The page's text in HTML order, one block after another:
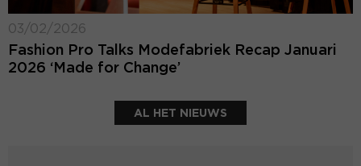
03/02/2026
Fashion Pro Talks Modefabriek Recap Januari
2026 ‘Made for Change’
AL HET NIEUWS